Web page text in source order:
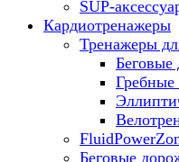
SUP-
Кардиотренажеры
Тренажеры
Беговые
Гребные
Беговые